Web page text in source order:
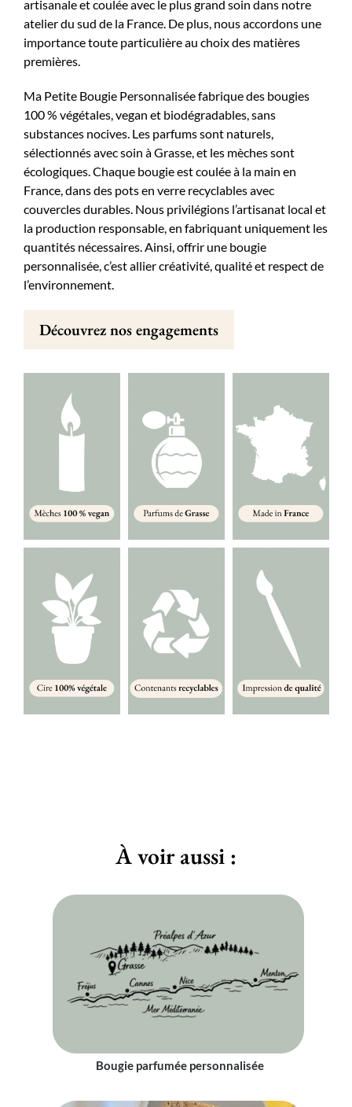
artisanale et coulée avec le plus grand soin dans notre
atelier du sud de la France. De plus, nous accordons une
importance toute particulière au choix des matières
premières.
Ma Petite Bougie Personnalisée fabrique des bougies
100 % végétales, vegan et biodégradables, sans
substances nocives. Les parfums sont naturels,
sélectionnés avec soin à Grasse, et les mèches sont
écologiques. Chaque bougie est coulée à la main en
France, dans des pots en verre recyclables avec
couvercles durables. Nous privilégions l’artisanat local et
la production responsable, en fabriquant uniquement les
quantités nécessaires. Ainsi, offrir une bougie
personnalisée, c’est allier créativité, qualité et respect de
l’environnement.
Découvrez nos engagements
À voir aussi :
Bougie parfumée personnalisée